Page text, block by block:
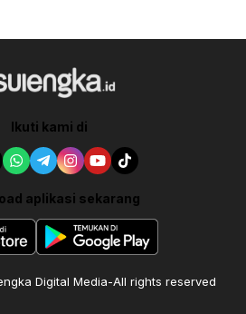
Ikuti kami di
aplikasi sekarang
Digital Media-All rights reserved